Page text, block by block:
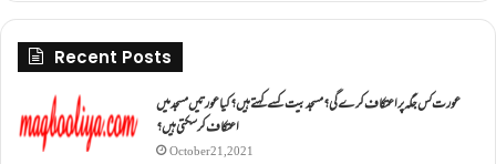
Recent Posts
عورت کس جگہ پر اعتکاف کرے گی؟مسجد بیت کسے کہتے ہیں؟کیا عورتیں مسجد میں
اعتکاف کر سکتی ہیں؟
October 21, 2021